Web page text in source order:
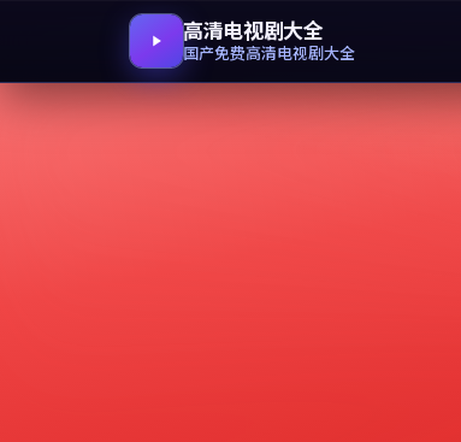
高清电视剧大全
国产免费高清电视剧大全